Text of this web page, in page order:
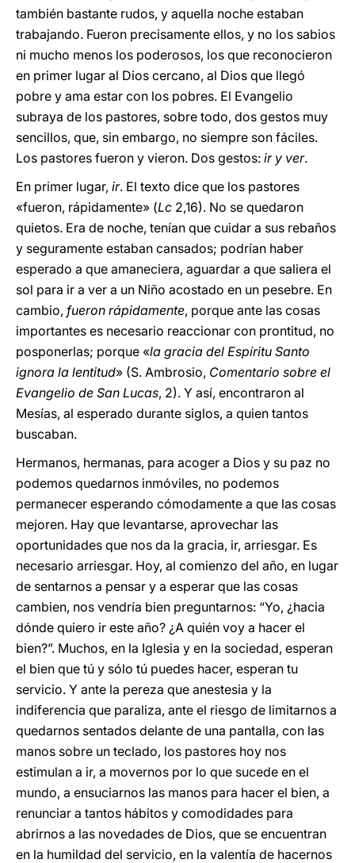
también bastante rudos, y aquella noche estaban
trabajando. Fueron precisamente ellos, y no los sabios
ni mucho menos los poderosos, los que reconocieron
en primer lugar al Dios cercano, al Dios que llegó
pobre y ama estar con los pobres. El Evangelio
subraya de los pastores, sobre todo, dos gestos muy
sencillos, que, sin embargo, no siempre son fáciles.
Los pastores fueron y vieron. Dos gestos: ir y ver.
En primer lugar, ir. El texto dice que los pastores
«fueron, rápidamente» (Lc 2,16). No se quedaron
quietos. Era de noche, tenían que cuidar a sus rebaños
y seguramente estaban cansados; podrían haber
esperado a que amaneciera, aguardar a que saliera el
sol para ir a ver a un Niño acostado en un pesebre. En
cambio, fueron rápidamente, porque ante las cosas
importantes es necesario reaccionar con prontitud, no
posponerlas; porque «la gracia del Espíritu Santo
ignora la lentitud» (S. Ambrosio, Comentario sobre el
Evangelio de San Lucas, 2). Y así, encontraron al
Mesías, al esperado durante siglos, a quien tantos
buscaban.
Hermanos, hermanas, para acoger a Dios y su paz no
podemos quedarnos inmóviles, no podemos
permanecer esperando cómodamente a que las cosas
mejoren. Hay que levantarse, aprovechar las
oportunidades que nos da la gracia, ir, arriesgar. Es
necesario arriesgar. Hoy, al comienzo del año, en lugar
de sentarnos a pensar y a esperar que las cosas
cambien, nos vendría bien preguntarnos: “Yo, ¿hacia
dónde quiero ir este año? ¿A quién voy a hacer el
bien?”. Muchos, en la Iglesia y en la sociedad, esperan
el bien que tú y sólo tú puedes hacer, esperan tu
servicio. Y ante la pereza que anestesia y la
indiferencia que paraliza, ante el riesgo de limitarnos a
quedarnos sentados delante de una pantalla, con las
manos sobre un teclado, los pastores hoy nos
estimulan a ir, a movernos por lo que sucede en el
mundo, a ensuciarnos las manos para hacer el bien, a
renunciar a tantos hábitos y comodidades para
abrirnos a las novedades de Dios, que se encuentran
en la humildad del servicio, en la valentía de hacernos